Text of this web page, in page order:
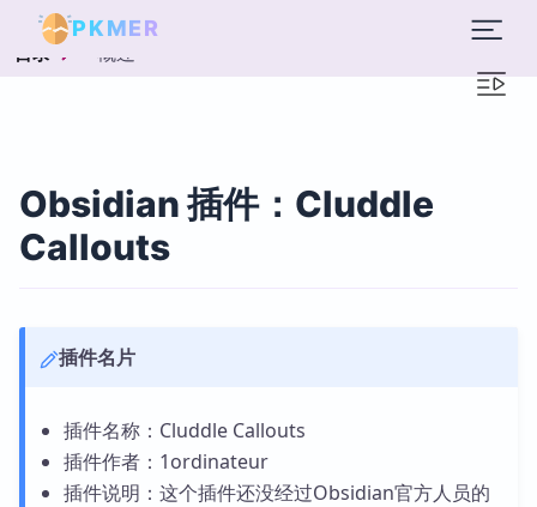
PKMER
目录 概述
Obsidian 插件：Cluddle
Callouts
插件名片
插件名称：Cluddle Callouts
插件作者：1ordinateur
插件说明：这个插件还没经过Obsidian官方人员的